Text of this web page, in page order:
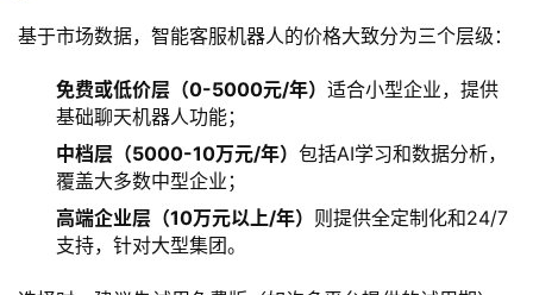
基于市场数据，智能客服机器人的价格大致分为三个层级：
免费或低价层（0-5000元/年） 适合小型企业，提供
基础聊天机器人功能；
中档层（5000-10万元/年） 包括AI学习和数据分析，
覆盖大多数中型企业；
高端企业层（10万元以上/年） 则提供全定制化和24/7
支持，针对大型集团。